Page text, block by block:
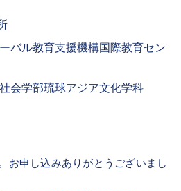
バル教育支援機構国際教育セン
会学部琉球アジア文化学科
お申し込みありがとうございまし